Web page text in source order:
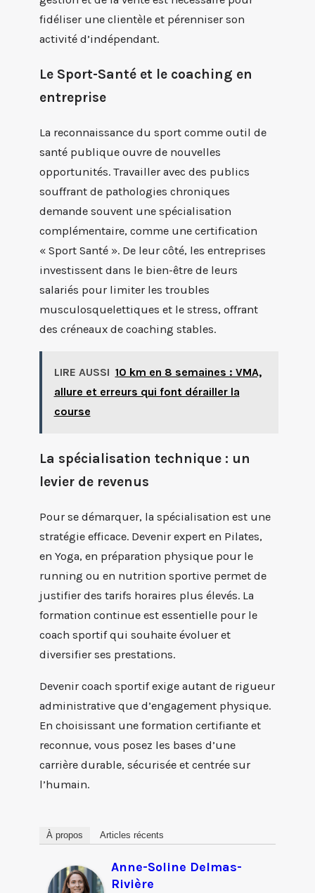
fidéliser une clientèle et pérenniser son
activité d’indépendant.
Le Sport-Santé et le coaching en
entreprise
La reconnaissance du sport comme outil de
santé publique ouvre de nouvelles
opportunités. Travailler avec des publics
souffrant de pathologies chroniques
demande souvent une spécialisation
complémentaire, comme une certification
« Sport Santé ». De leur côté, les entreprises
investissent dans le bien-être de leurs
salariés pour limiter les troubles
musculosquelettiques et le stress, offrant
des créneaux de coaching stables.
LIRE AUSSI 10 km en 8 semaines : VMA,
allure et erreurs qui font dérailler la
course
La spécialisation technique : un
levier de revenus
Pour se démarquer, la spécialisation est une
stratégie efficace. Devenir expert en Pilates,
en Yoga, en préparation physique pour le
running ou en nutrition sportive permet de
justifier des tarifs horaires plus élevés. La
formation continue est essentielle pour le
coach sportif qui souhaite évoluer et
diversifier ses prestations.
Devenir coach sportif exige autant de rigueur
administrative que d’engagement physique.
En choisissant une formation certifiante et
reconnue, vous posez les bases d’une
carrière durable, sécurisée et centrée sur
l’humain.
À propos Articles récents
Anne-Soline Delmas-
Rivière